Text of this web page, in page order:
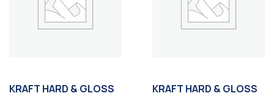
KRAFT HARD & GLOSS
KRAFT HARD & GLOSS